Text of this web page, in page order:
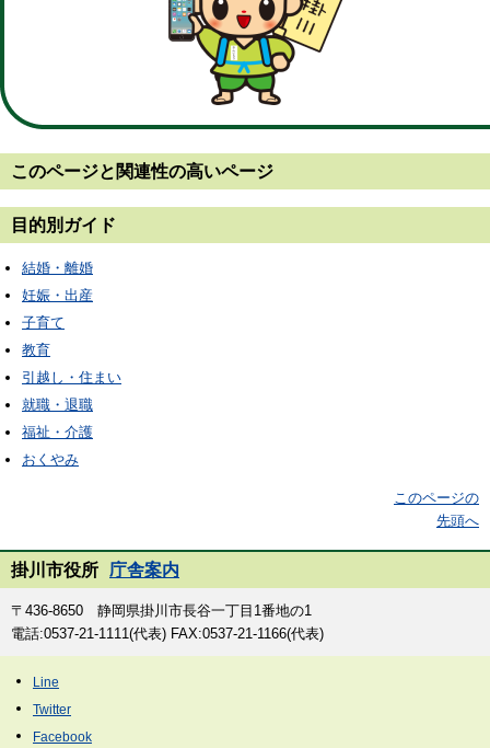
このページと 関連性の高いページ
目的別ガイド
結婚・離婚
妊娠・出産
子育て
教育
引越し・住まい
就職・退職
福祉・介護
おくやみ
このページの
先頭へ
掛川市役所 庁舎案内
〒436-8650 静岡県掛川市長谷一丁目1番地の1
電話:0537-21-1111(代表) FAX:0537-21-1166(代表)